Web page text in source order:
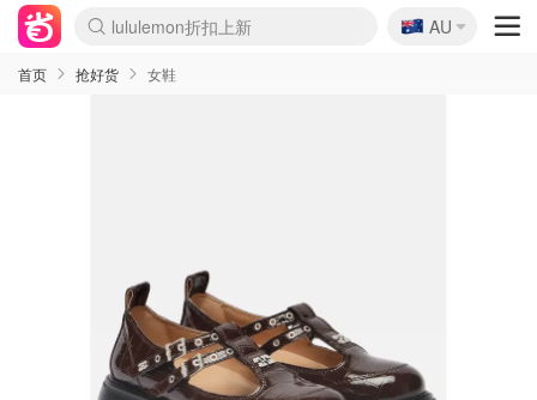
lululemon折扣上新
Sasa美妆护肤3.5折
SSENSE年中3折
FreshBeauty好价汇总
Cettire降价+叠9折
WWS Coles超市实拍
viagogo二手票捡漏
Myer超级周末1折
The Outnet奢牌1折起
David Jones 3折起
Flannels大牌1折
Perfumes Club护肤1折
AMIRO返校季6.2折
Amazon折扣汇总
eToro入金$200送$50
Amazon数码好物
ICONIC本周7.5折
ThedoubleF高奢地板价
Moose Knuckles 6折
丝芙兰5折起
EUFY官网3.7折起
Selenichast首饰2折
Trip机票酒店促销
YSL送5件彩妆礼
Amazon家居好物
Amazon美妆护肤
雅漾大喷$8
过敏原检测盒$33
伊索独家赠50ml沐浴露
科颜氏清仓3折
SEALIFE海洋馆门票6折
丝塔芙大白罐$16
订阅Newsletter送香薰
Cult Beauty 6.8折
Harrods圣诞日历2.3折
LN-CC奢牌私促3折
d'Alba空姐喷雾$16
EVE LOM套装逆天2折
Bernardelli独家4折
Adore Beauty 6折起
CT圣诞日历
Mytheresa奢品2.7折
Luxury Escapes 9折
Currentbody美容仪9折
MOON Garden Live
Roborock扫地机3.7折
Tingo Life水杯$24
Valentino官网5折
CR洗发护发6.3折
修丽可套装7.4折
Myer彩妆2件7折
GANNI官网4.5折
Stylevana韩妆4折
Tessabit高奢8.5折
OGX洗护4折
Amazon阿德莱德次日达
卡诗8.5折+赠礼
Philips Hue灯具8折
🇦🇺
AU
首页 抢好货 女鞋